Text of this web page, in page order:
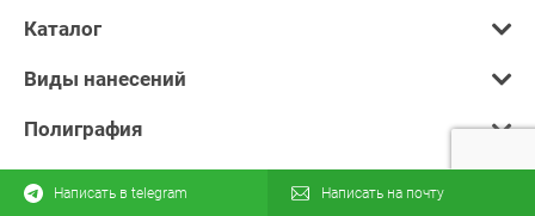
Каталог
Виды нанесений
Полиграфия
Написать в telegram Написать на почту